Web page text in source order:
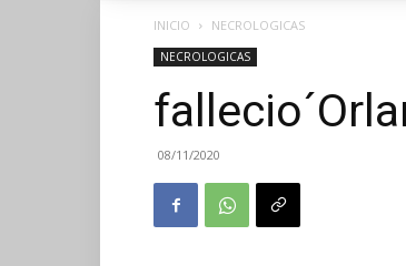
INICIO NECROLOGICAS
NECROLOGICAS
08/11/2020